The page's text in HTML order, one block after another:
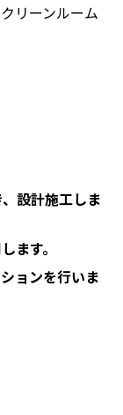
リーンルーム
設計施工しま
ます。
ョンを行いま